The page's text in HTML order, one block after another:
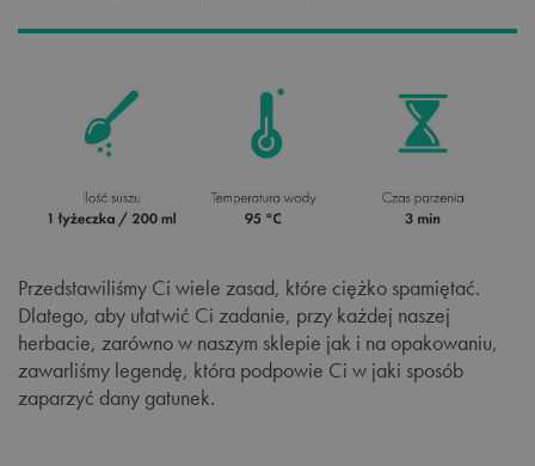
Przedstawiliśmy Ci wiele zasad, które ciężko spamiętać.
Dlatego, aby ułatwić Ci zadanie, przy każdej naszej
herbacie, zarówno w naszym sklepie jak i na opakowaniu,
zawarliśmy legendę, która podpowie Ci w jaki sposób
zaparzyć dany gatunek.